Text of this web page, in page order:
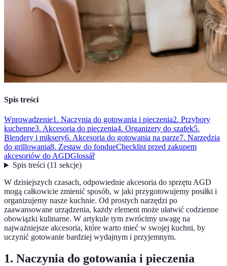
Spis treści
Wprowadzenie1. Naczynia do gotowania i pieczenia2. Przybory
kuchenne3. Akcesoria do pieczenia4. Organizery do szafek5.
Blendery i miksery6. Akcesoria do gotowania na parze7. Narzędzia
do grillowania8. Zestaw do fondueChecklist przed zakupem
akcesoriów do AGDGlossář
Spis treści(11 sekcje)
W dzisiejszych czasach, odpowiednie akcesoria do sprzętu AGD
mogą całkowicie zmienić sposób, w jaki przygotowujemy posiłki i
organizujemy nasze kuchnie. Od prostych narzędzi po
zaawansowane urządzenia, każdy element może ułatwić codzienne
obowiązki kulinarne. W artykule tym zwrócimy uwagę na
najważniejsze akcesoria, które warto mieć w swojej kuchni, by
uczynić gotowanie bardziej wydajnym i przyjemnym.
1. Naczynia do gotowania i pieczenia